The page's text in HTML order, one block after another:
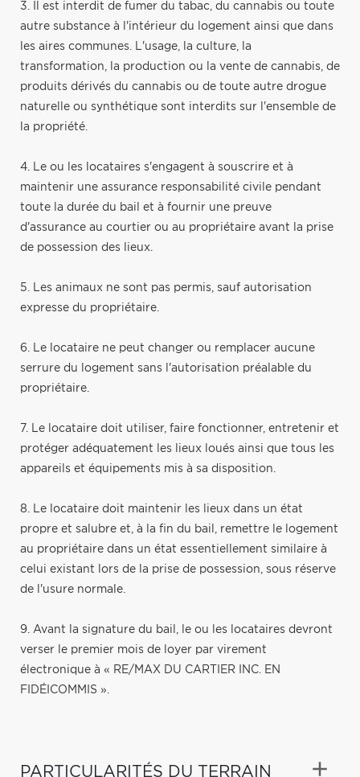
3. Il est interdit de fumer du tabac, du cannabis ou toute
autre substance à l'intérieur du logement ainsi que dans
les aires communes. L'usage, la culture, la
transformation, la production ou la vente de cannabis, de
produits dérivés du cannabis ou de toute autre drogue
naturelle ou synthétique sont interdits sur l'ensemble de
la propriété.
4. Le ou les locataires s'engagent à souscrire et à
maintenir une assurance responsabilité civile pendant
toute la durée du bail et à fournir une preuve
d'assurance au courtier ou au propriétaire avant la prise
de possession des lieux.
5. Les animaux ne sont pas permis, sauf autorisation
expresse du propriétaire.
6. Le locataire ne peut changer ou remplacer aucune
serrure du logement sans l'autorisation préalable du
propriétaire.
7. Le locataire doit utiliser, faire fonctionner, entretenir et
protéger adéquatement les lieux loués ainsi que tous les
appareils et équipements mis à sa disposition.
8. Le locataire doit maintenir les lieux dans un état
propre et salubre et, à la fin du bail, remettre le logement
au propriétaire dans un état essentiellement similaire à
celui existant lors de la prise de possession, sous réserve
de l'usure normale.
9. Avant la signature du bail, le ou les locataires devront
verser le premier mois de loyer par virement
électronique à « RE/MAX DU CARTIER INC. EN
FIDÉICOMMIS ».
PARTICULARITÉS DU TERRAIN